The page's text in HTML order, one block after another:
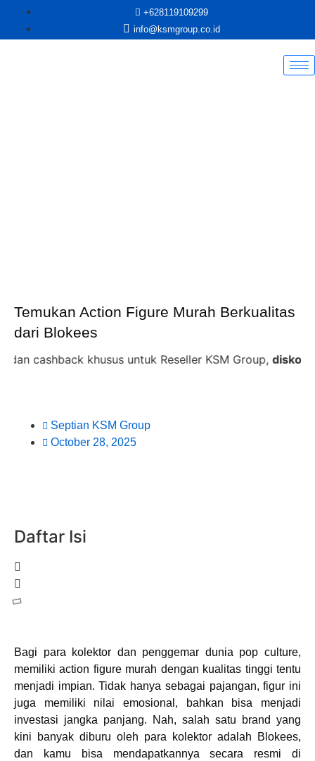
+628119109299
info@ksmgroup.co.id
Temukan Action Figure Murah Berkualitas
dari Blokees
khusus untuk Reseller KSM Group,diskon 35% +
Septian KSM Group
October 28, 2025
Daftar Isi
Bagi para kolektor dan penggemar dunia pop culture,
memiliki action figure murah dengan kualitas tinggi tentu
menjadi impian. Tidak hanya sebagai pajangan, figur ini
juga memiliki nilai emosional, bahkan bisa menjadi
investasi jangka panjang. Nah, salah satu brand yang
kini banyak diburu oleh para kolektor adalah Blokees,
dan kamu bisa mendapatkannya secara resmi di